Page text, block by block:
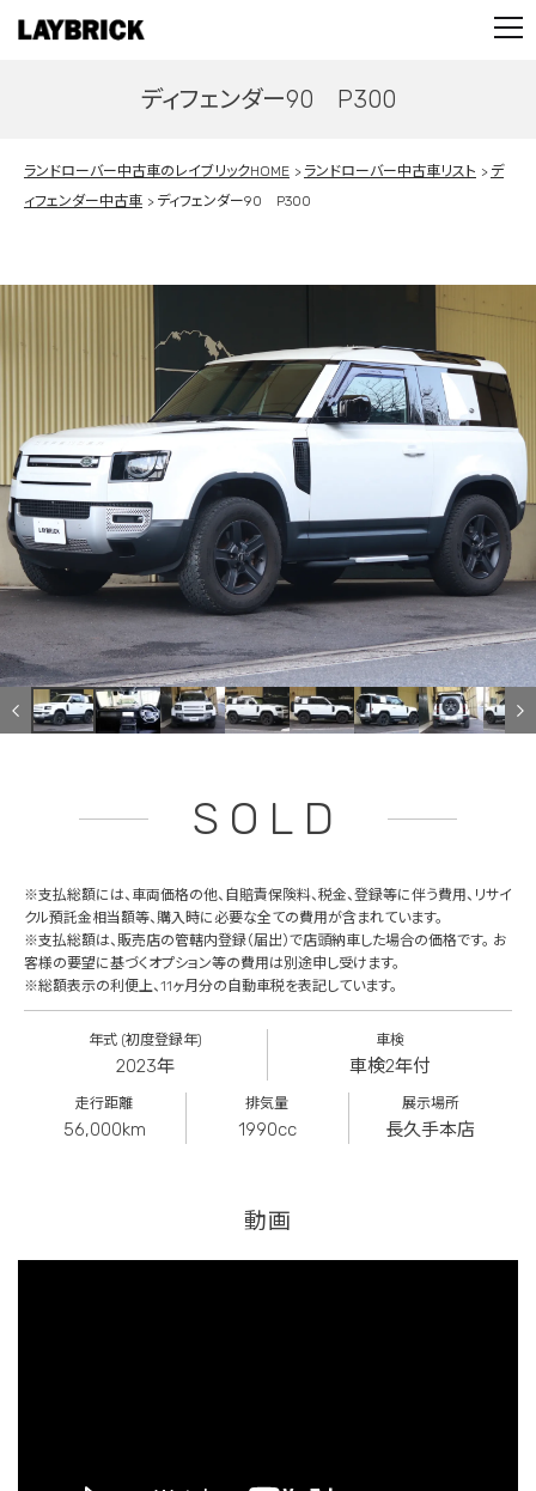
CONTACT
ディフェンダー90 P300
ランドローバー中古車のレイブリックHOME ランドローバー中古車リスト
デ
ィフェンダー中古車
ディフェンダー90 P300
SOLD
※支払総額には、車両価格の他、自賠責保険料、税金、登録等に伴う費用、リサイ
クル預託金相当額等、購入時に必要な全ての費用が含まれています。
※支払総額は、販売店の管轄内登録（届出）で店頭納車した場合の価格です。 お
客様の要望に基づくオプション等の費用は別途申し受けます。
※総額表示の利便上、11ヶ月分の自動車税を表記しています。
年式 (初度登録年)
2023年
車検
車検2年付
走行距離
56,000km
排気量
1990cc
展示場所
長久手本店
動画